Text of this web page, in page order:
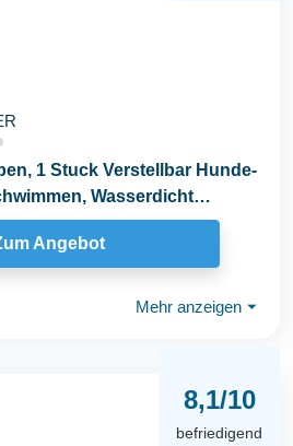
1 Stuck Verstellbar Hunde-
Wasserdicht
Angebot
Mehr anzeigen ⏷
8,1/10
befriedigend